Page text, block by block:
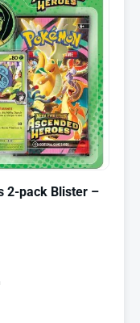
2-pack Blister –